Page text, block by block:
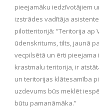
pieejamāku iedzīvotājiem
izstrādes vadītāja
pilotteritorijā: “Teritorija ap
ūdenskritums, tilts, jaunā
vecpilsētā un ērti
krastmalu teritorija, ir
un teritorijas klātesamība
uzdevums būs meklēt
būtu pamanāmāka.”